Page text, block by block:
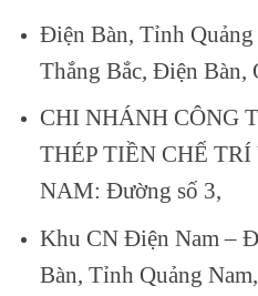
Điện Bàn, Tỉnh
Thắng Bắc, Điện Bàn,
CHI NHÁNH CÔNG
THÉP TIỀN CHẾ
NAM: Đường số 3,
Khu CN Điện Nam –
Bàn, Tỉnh Quảng